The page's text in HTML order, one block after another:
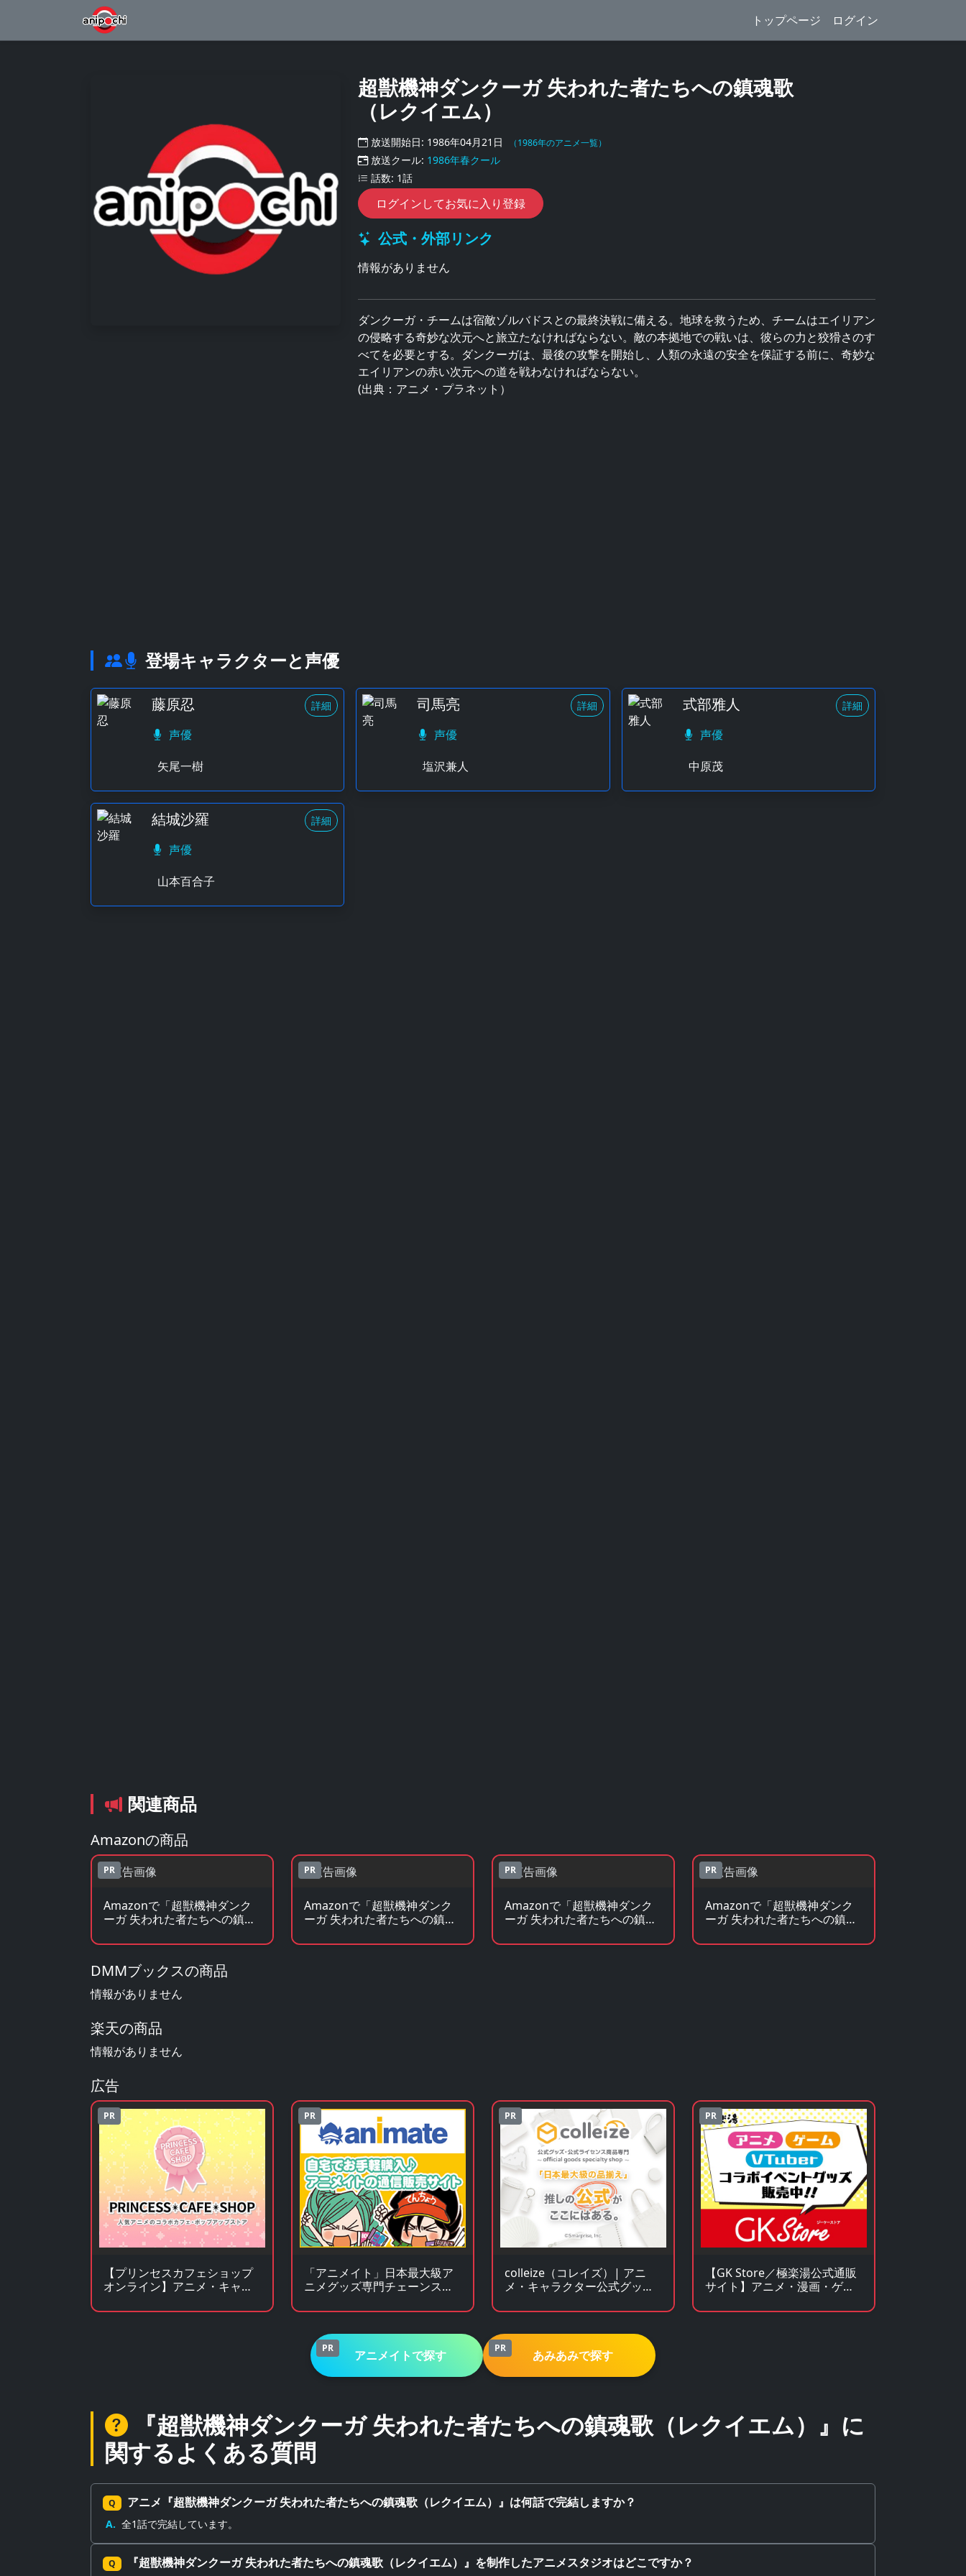
トップページ ログイン
超獣機神ダンクーガ 失われた者たちへの鎮魂歌
（レクイエム）
放送開始日: 1986年04月21日 （1986年のアニメ一覧）
放送クール: 1986年春クール
話数: 1話
ログインしてお気に入り登録
公式・外部リンク
情報がありません
ダンクーガ・チームは宿敵ゾルバドスとの最終決戦に備える。地球を救うため、チームはエイリアン
の侵略する奇妙な次元へと旅立たなければならない。敵の本拠地での戦いは、彼らの力と狡猾さのす
べてを必要とする。ダンクーガは、最後の攻撃を開始し、人類の永遠の安全を保証する前に、奇妙な
エイリアンの赤い次元への道を戦わなければならない。
(出典：アニメ・プラネット）
登場キャラクターと声優
藤原忍 詳細
声優
矢尾一樹
司馬亮 詳細
声優
塩沢兼人
式部雅人 詳細
声優
中原茂
結城沙羅 詳細
声優
山本百合子
関連商品
Amazonの商品
PR
Amazonで「超獣機神ダンク
ーガ 失われた者たちへの鎮魂
PR
Amazonで「超獣機神ダンク
ーガ 失われた者たちへの鎮魂
PR
Amazonで「超獣機神ダンク
ーガ 失われた者たちへの鎮魂
る
PR
Amazonで「超獣機神ダンク
ーガ 失われた者たちへの鎮魂
見る
DMMブックスの商品
情報がありません
楽天の商品
情報がありません
広告
PR
【プリンセスカフェショップ
オンライン】アニメ・キャラ
PR
「アニメイト」日本最大級ア
ニメグッズ専門チェーンスト
PR
colleize（コレイズ）| アニ
メ・キャラクター公式グッ
サイト
PR
【GK Store／極楽湯公式通販
サイト】アニメ・漫画・ゲー
PR アニメイトで探す PR あみあみで探す
『超獣機神ダンクーガ 失われた者たちへの鎮魂歌（レクイエム）』に
関するよくある質問
Q アニメ『超獣機神ダンクーガ 失われた者たちへの鎮魂歌（レクイエム）』は何話で完結しますか？
A. 全1話で完結しています。
Q 『超獣機神ダンクーガ 失われた者たちへの鎮魂歌（レクイエム）』を制作したアニメスタジオはどこですか？